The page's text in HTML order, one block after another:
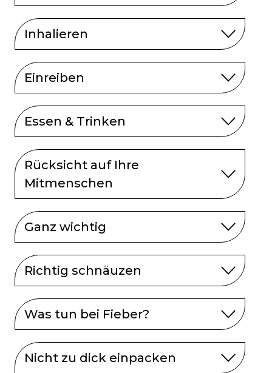
Inhalieren
Einreiben
Essen & Trinken
Rücksicht auf Ihre
Mitmenschen
Ganz wichtig
Richtig schnäuzen
Was tun bei Fieber?
Nicht zu dick einpacken